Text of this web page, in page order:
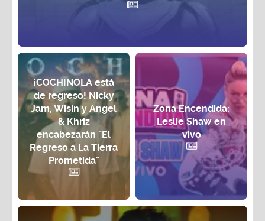
¡COCHINOLA está
de regreso! Nicky
Jam, Wisin y Angel
& Khriz
encabezarán "El
Regreso a La Tierra
Prometida"
Zona Encendida:
Leslie Shaw en
vivo